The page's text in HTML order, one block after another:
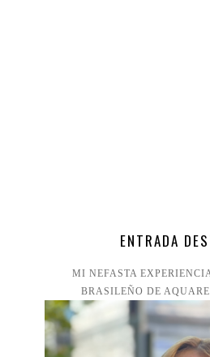
ENTRADA
MI NEFASTA
BRASILEÑO DE